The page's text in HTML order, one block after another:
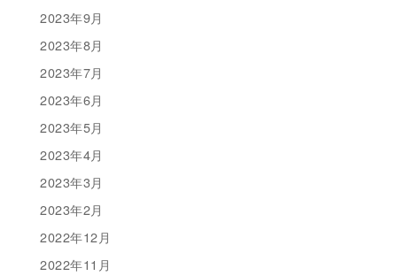
2023年9月
2023年8月
2023年7月
2023年6月
2023年5月
2023年4月
2023年3月
2023年2月
2022年12月
2022年11月